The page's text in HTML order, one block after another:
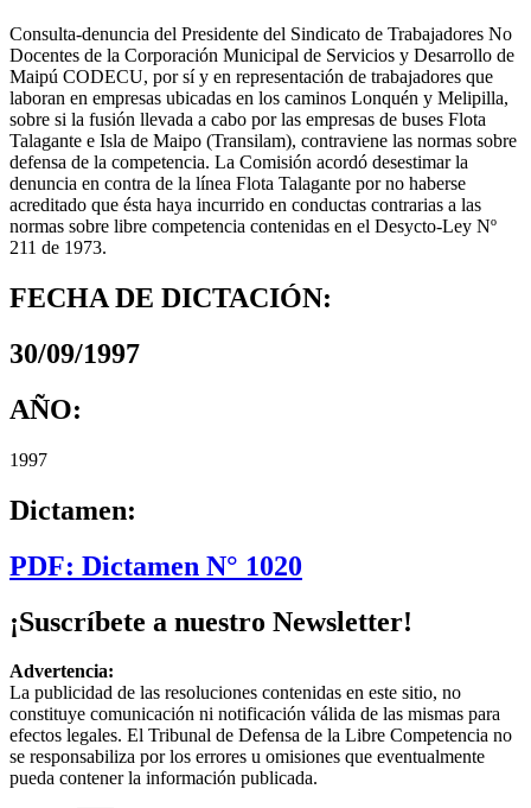
Consulta-denuncia del Presidente del Sindicato de Trabajadores No
Docentes de la Corporación Municipal de Servicios y Desarrollo de
Maipú CODECU, por sí y en representación de trabajadores que
laboran en empresas ubicadas en los caminos Lonquén y Melipilla,
sobre si la fusión llevada a cabo por las empresas de buses Flota
Talagante e Isla de Maipo (Transilam), contraviene las normas sobre
defensa de la competencia. La Comisión acordó desestimar la
denuncia en contra de la línea Flota Talagante por no haberse
acreditado que ésta haya incurrido en conductas contrarias a las
normas sobre libre competencia contenidas en el Desycto-Ley Nº
211 de 1973.
FECHA DE DICTACIÓN:
30/09/1997
AÑO:
1997
Dictamen:
PDF: Dictamen N° 1020
¡Suscríbete a nuestro Newsletter!
Advertencia:
La publicidad de las resoluciones contenidas en este sitio, no
constituye comunicación ni notificación válida de las mismas para
efectos legales. El Tribunal de Defensa de la Libre Competencia no
se responsabiliza por los errores u omisiones que eventualmente
pueda contener la información publicada.